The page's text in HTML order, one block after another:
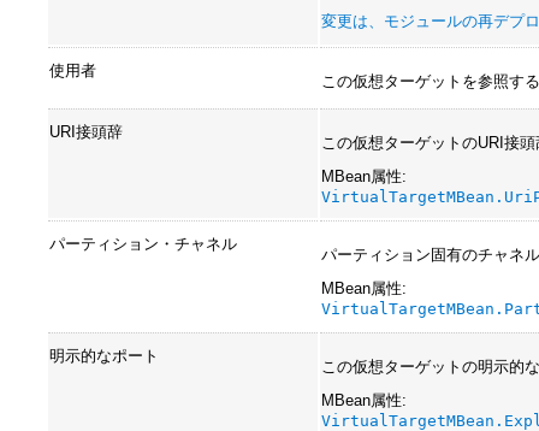
変更は、モジュールの再デプ
使用者
この仮想ターゲットを参照す
URI接頭辞
この仮想ターゲットのURI接頭
MBean属性:
パーティション・チャネル
パーティション固有のチャネ
MBean属性:
明示的なポート
この仮想ターゲットの明示的
MBean属性: